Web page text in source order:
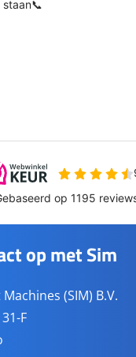
op met Sim
(SIM) B.V.
F